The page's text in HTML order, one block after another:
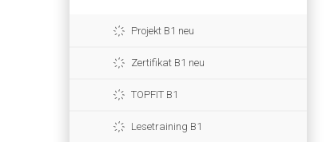
Projekt B1 neu
Zertifikat B1 neu
TOPFIT B1
Lesetraining B1